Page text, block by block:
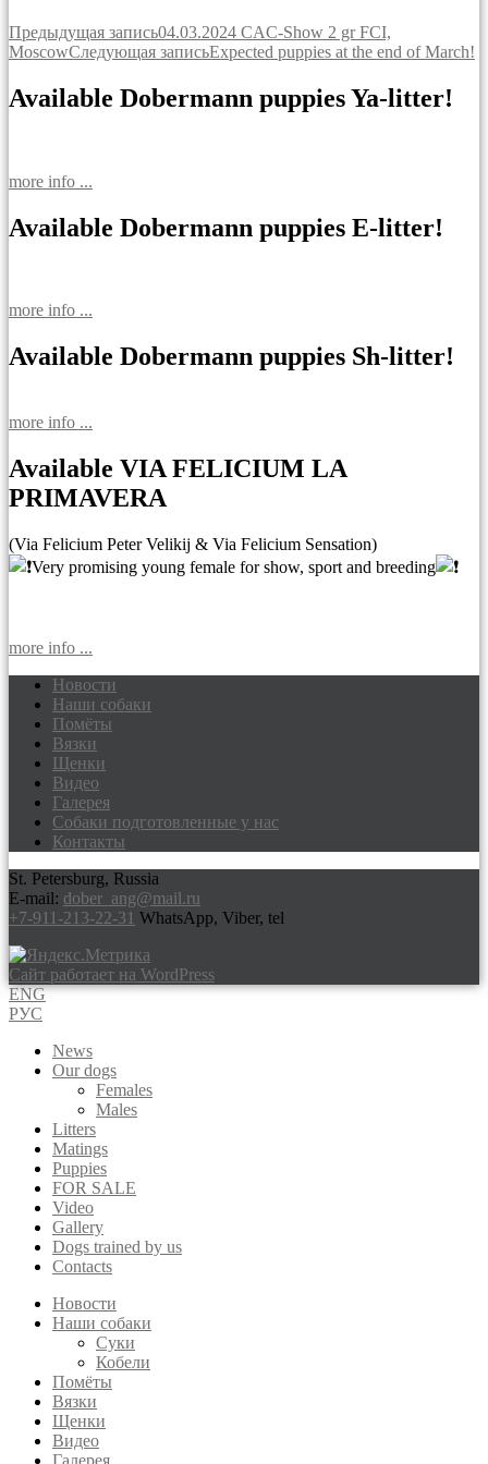
Навигация
по
записям
Предыдущая запись04.03.2024 CAC-Show 2 gr FCI,
MoscowСледующая записьExpected puppies at the end of March!
Available Dobermann puppies Ya-litter!
more info ...
Available Dobermann puppies E-litter!
more info ...
Available Dobermann puppies Sh-litter!
more info ...
Available VIA FELICIUM LA
PRIMAVERA
(Via Felicium Peter Velikij & Via Felicium Sensation)
Very promising young female for show, sport and breeding
more info ...
Доберманы питомник Via Felicium,
щенки добермана
Новости
Наши собаки
Помёты
Вязки
Щенки
Видео
Галерея
Собаки подготовленные у нас
Контакты
St. Petersburg, Russia
E-mail: dober_ang@mail.ru
+7-911-213-22-31 WhatsApp, Viber, tel
Сайт работает на WordPress
ENG
РУС
News
Our dogs
Females
Males
Litters
Matings
Puppies
FOR SALE
Video
Gallery
Dogs trained by us
Contacts
Новости
Наши собаки
Суки
Кобели
Помёты
Вязки
Щенки
Видео
Галерея